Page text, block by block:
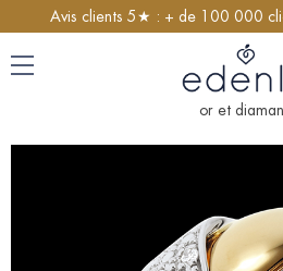
Avis clients 5★ : + de 100 000
or et